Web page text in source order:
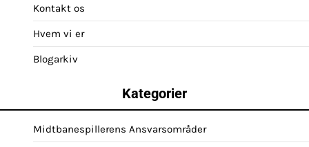
Kontakt os
Hvem vi er
Blogarkiv
Kategorier
Midtbanespillerens Ansvarsområder